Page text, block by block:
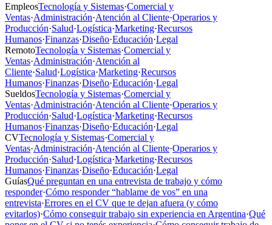
EmpleosTecnología y Sistemas·Comercial y
Ventas·Administración·Atención al Cliente·Operarios y
Producción·Salud·Logística·Marketing·Recursos
Humanos·Finanzas·Diseño·Educación·Legal
RemotoTecnología y Sistemas·Comercial y
Ventas·Administración·Atención al
Cliente·Salud·Logística·Marketing·Recursos
Humanos·Finanzas·Diseño·Educación·Legal
SueldosTecnología y Sistemas·Comercial y
Ventas·Administración·Atención al Cliente·Operarios y
Producción·Salud·Logística·Marketing·Recursos
Humanos·Finanzas·Diseño·Educación·Legal
CVTecnología y Sistemas·Comercial y
Ventas·Administración·Atención al Cliente·Operarios y
Producción·Salud·Logística·Marketing·Recursos
Humanos·Finanzas·Diseño·Educación·Legal
GuíasQué preguntan en una entrevista de trabajo y cómo
responder·Cómo responder “hablame de vos” en una
entrevista·Errores en el CV que te dejan afuera (y cómo
evitarlos)·Cómo conseguir trabajo sin experiencia en Argentina·Qué